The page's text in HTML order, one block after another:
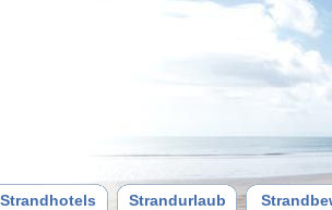
Strandhotels Strandurlaub